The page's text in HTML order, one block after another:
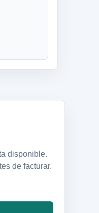
disponible.
de facturar.